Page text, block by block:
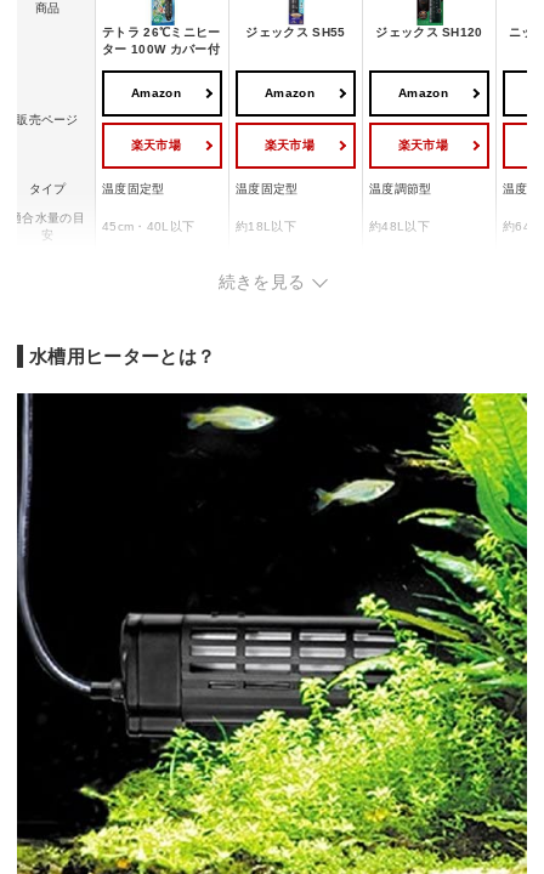
商品
テトラ 26℃ミニヒー
ター 100W カバー付
ジェックス SH55 ジェックス SH120 ニッ
販売ページ
Amazon
楽天市場
Amazon
楽天市場
Amazon
楽天市場
タイプ 温度固定型 温度固定型 温度調節型 温度調
適合水量の目
安
45cm・40L以下 約18L以下 約48L以下 約64L
55W
主な対象
標準的な熱帯魚水槽
向け
続きを見る
水槽用ヒーターとは？